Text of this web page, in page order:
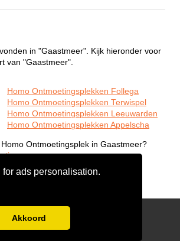
ads personalisation.
Akkoord
in "Gaastmeer". Kijk hieronder voor
van "Gaastmeer".
Homo Ontmoetingsplekken Follega
Homo Ontmoetingsplekken Terwispel
Homo Ontmoetingsplekken Leeuwarden
Homo Ontmoetingsplekken Appelscha
Ontmoetingsplek in Gaastmeer?
aan